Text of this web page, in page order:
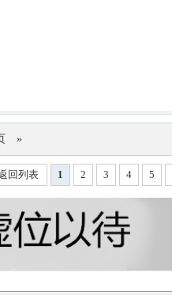
»
1 2 3 4 5
回列表